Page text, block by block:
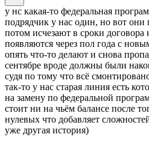
у нс какая-то федеральная
подрядчик у нас один, но вот они
потом исчезают в сроки
появляются через пол года с
опять что-то делают и снова
сентябре вроде должны были
судя по тому что всё
так-то у нас старая линия есть
на замену по федеральной
стоит ни на чьём балансе после
нулевых что добавляет
уже другая история)